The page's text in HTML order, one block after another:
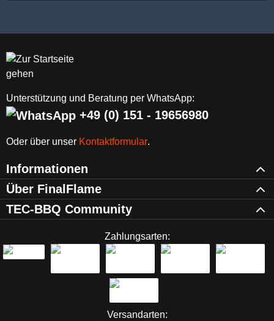
Unterstützung und Beratung per WhatsApp:
+49 (0) 151 - 19656980
Oder über unser Kontaktformular.
Informationen
Über FinalFlame
TEC-BBQ Community
Zahlungsarten:
Versandarten: